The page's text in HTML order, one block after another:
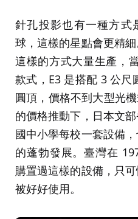
針孔投影也有一種方式
球，這樣的星點會更精
這樣的方式大量生產，
款式，E3 是搭配 3 公尺
圓頂，價格不到大型光
的價格推動下，日本文
國中小學每校一套設備
的蓬勃發展。臺灣在
購置過這樣的設備，只
被好好使用。